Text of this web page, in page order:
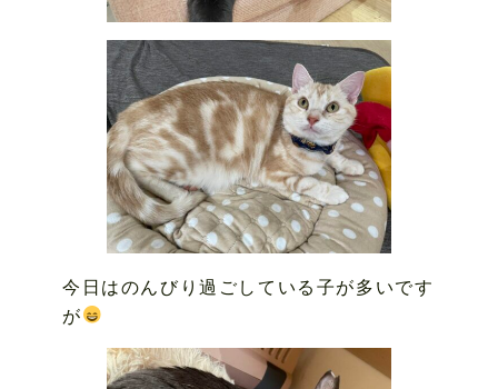
今日はのんびり過ごしている子が多いです
が